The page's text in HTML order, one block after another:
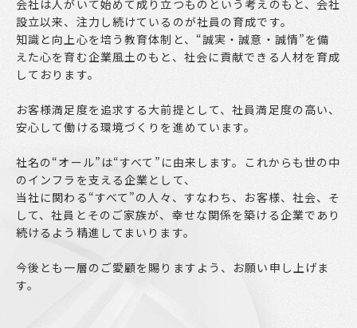
会社は人がいて始めて成り立つものという考えのもと、会社
設立以来、注力し続けているのが社員の育成です。
知識と向上心を培う教育体制と、“誠実・誠意・誠情”を備
えた心を育む企業風土のもと、社会に貢献できる人材を育成
しております。
お客様満足度を追求する大前提として、社員満足度の高い、
安心して働ける環境づくりを進めています。
社名の“オール”は“すべて”に由来します。これからも世の中
のインフラを支える企業として、
当社に関わる“すべて”の人々、すなわち、お客様、社会、そ
して、社員とそのご家族が、幸せな関係を築ける企業であり
続けるよう精進してまいります。
今後とも一層のご愛顧を賜りますよう、お願い申し上げま
す。